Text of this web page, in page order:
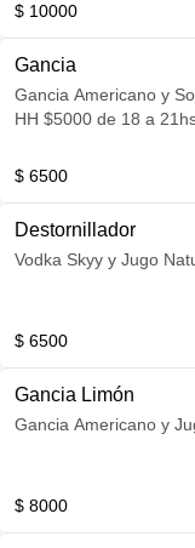
$ 10000
Gancia
Gancia Americano y
HH $5000 de 18 a
$ 6500
Destornillador
Vodka Skyy y Jugo
$ 6500
Gancia Limón
Gancia Americano y
$ 8000